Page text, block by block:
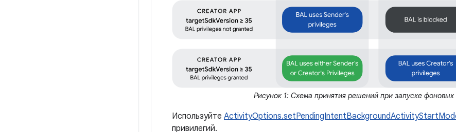
Рисунок 1: Схема принятия решений при запуске фоновых
Используйте
привилегий.